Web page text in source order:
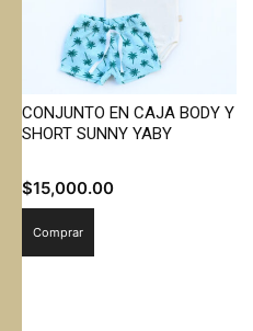
CONJUNTO EN CAJA BODY Y
SHORT SUNNY YABY
$15,000.00
Comprar